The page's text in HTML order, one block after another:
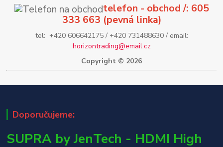
telefon - obchod /: 605
333 663 (pevná linka)
tel: +420 606642175 / +420 731488630 / email:
horizontrading@email.cz
Copyright © 2026
Doporučujeme:
SUPRA by JenTech - HDMI High